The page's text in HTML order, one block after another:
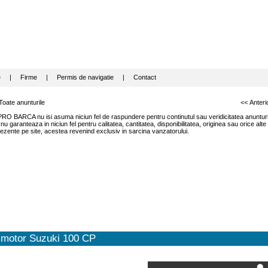
| Firme| Permis de navigatie| Contact
anunturile
<<
BARCA nu isi asuma niciun fel de raspundere pentru continutul sau veridicitatea
garanteaza in niciun fel pentru calitatea, cantitatea, disponibilitatea, originea sau orice
pe site, acestea revenind exclusiv in sarcina vanzatorului.
Suzuki 100 CP